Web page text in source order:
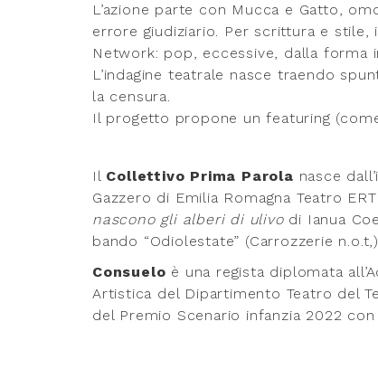
L’azione parte con Mucca e Gatto,
errore giudiziario. Per scrittura e
Network: pop, eccessive, dalla forma
L’indagine teatrale nasce traendo
la censura.
Il progetto propone un featuring
Il Collettivo Prima Parola nasce
Gazzero di Emilia Romagna Teatro
nascono gli alberi di ulivodi Ianua
bando “Odiolestate” (Carrozzerie
Consuelo è una regista diplomata
Artistica del Dipartimento Teatro del
del Premio Scenario infanzia 2022 con